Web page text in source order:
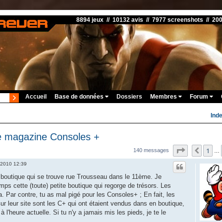
8894 jeux // 10132 avis // 7977 screenshots //
Accueil Base de données Dossiers Membres Forum
magazine Consoles +
140 messages Page sur
1
12:39
qui se trouve rue Trousseau dans le 11ème. Je
cette (toute) petite boutique qui regorge de trésors. Les
Par contre, tu as mal pigé pour les Consoles+ ; En fait, les
leur site sont les C+ qui ont étaient vendus dans en boutique,
l'heure actuelle. Si tu n'y a jamais mis les pieds, je te le